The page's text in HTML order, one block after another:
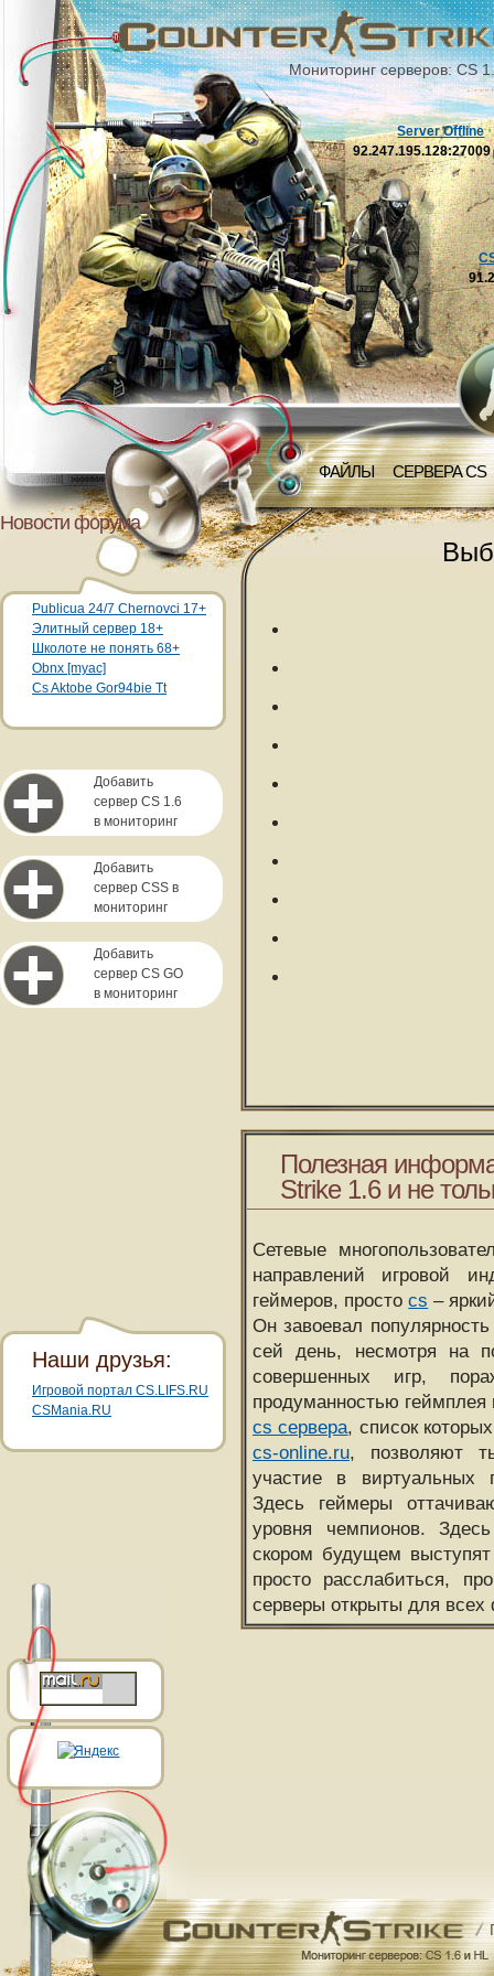
Мониторинг серверов: CS
ФАЙЛЫ СЕРВЕРА CS
Server Offline
92.247.195.128:27009
Новости форума
Publicua 24/7 Chernovci 17+
Элитный сервер 18+
Школоте не понять 68+
Obnx [myac]
Cs Aktobe Gor94bie Tt
Добавить
сервер CS 1.6
в мониторинг
Добавить
сервер CSS в
мониторинг
Добавить
сервер CS GO
в мониторинг
Полезная
Strike 1.6 и не
Сетевые
направлений игровой
геймеров, простоcs –
Он завоевал
сей день, несмотря на
совершенных игр,
продуманностью
cs сервера, список
cs-online.ru, позволяют
участие в виртуальных
Здесь геймеры
уровня чемпионов.
скором будущем
просто расслабиться,
серверы открыты для всех
Наши друзья:
Игровой портал CS.LIFS.RU
CSMania.RU